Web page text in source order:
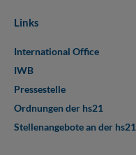
Links
International Office
IWB
Pressestelle
Ordnungen der hs21
Stellenangebote an der hs21